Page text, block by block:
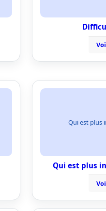
Qui est plus
Qui est plus